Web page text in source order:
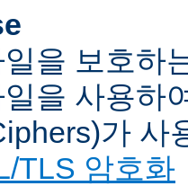
을 보호하
을 사용하
가 사
TLS 암호화